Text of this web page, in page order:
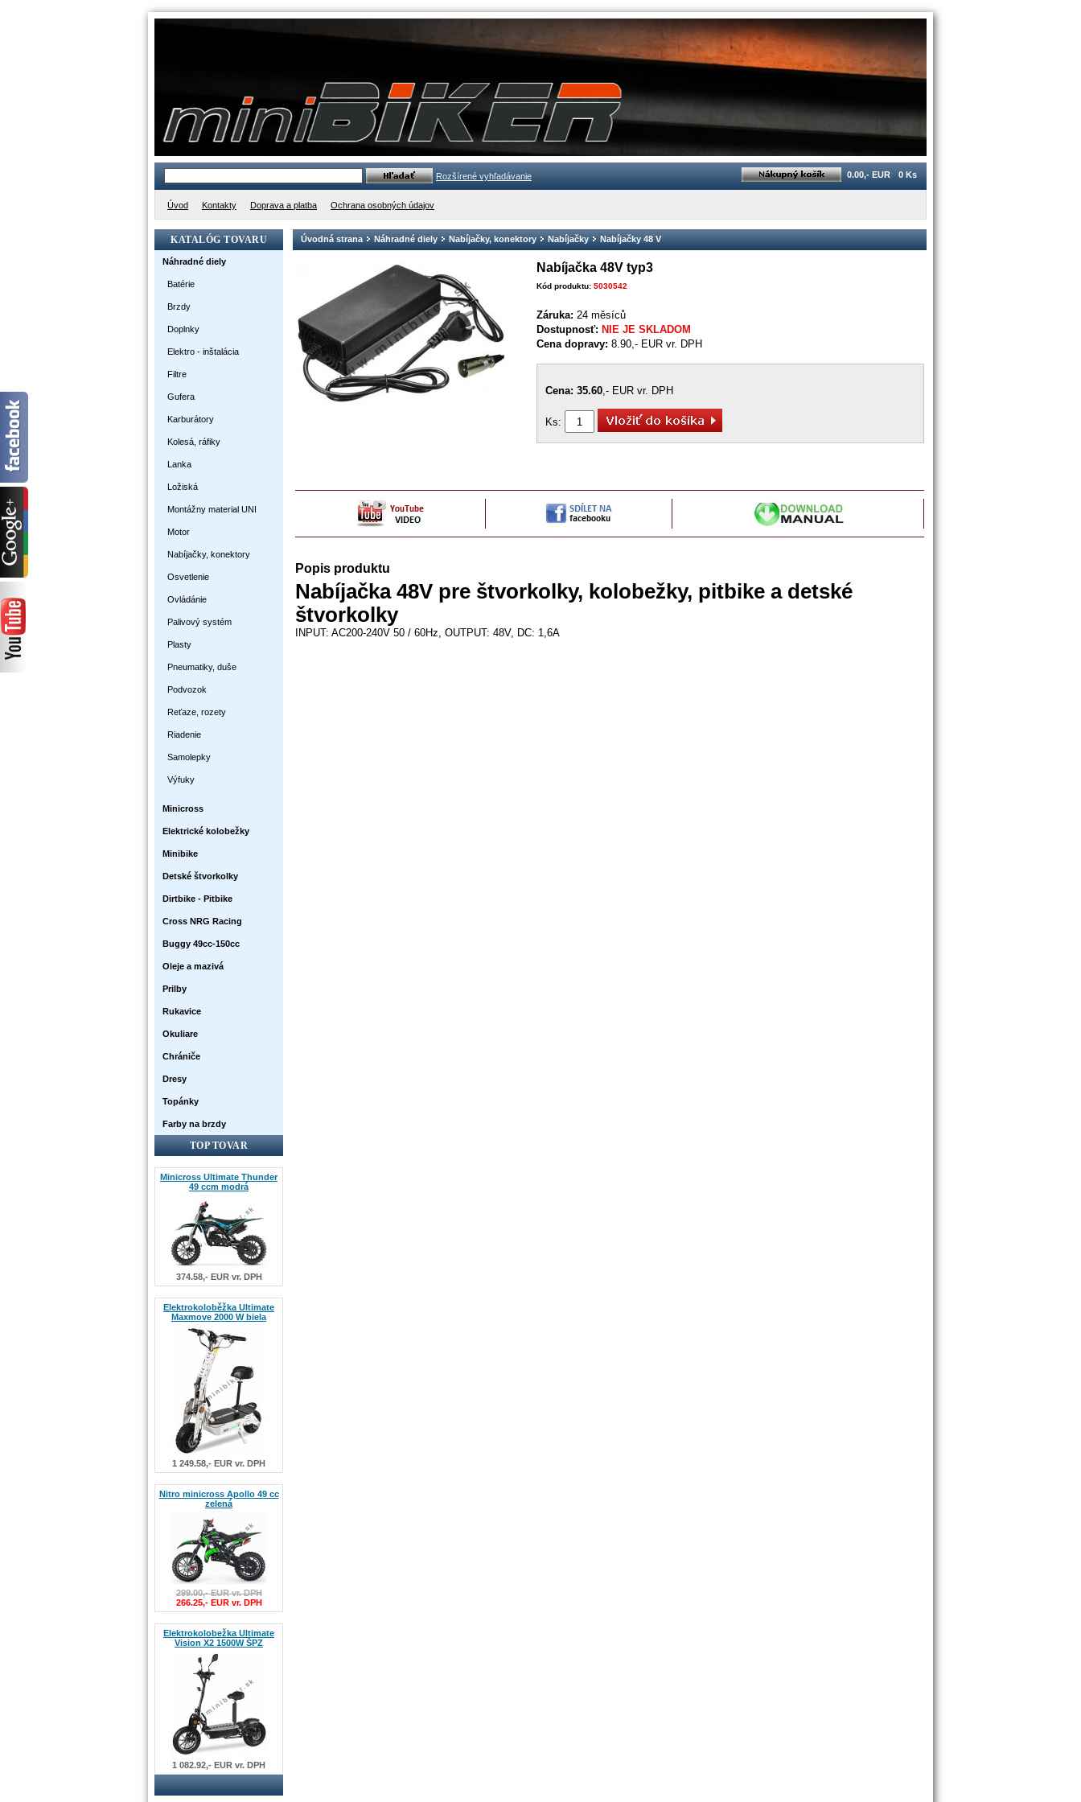
Rozšírené vyhľadávanie 0.00,- EUR 0 Ks
Úvod Kontakty Doprava a platba Ochrana osobných údajov
KATALÓG TOVARU
Náhradné diely
Batérie
Brzdy
Doplnky
Elektro - inštalácia
Filtre
Gufera
Karburátory
Kolesá, ráfiky
Lanka
Ložiská
Montážny material UNI
Motor
Nabíjačky, konektory
Osvetlenie
Ovládánie
Palivový systém
Plasty
Pneumatiky, duše
Podvozok
Reťaze, rozety
Riadenie
Samolepky
Výfuky
Minicross
Elektrické kolobežky
Minibike
Detské štvorkolky
Dirtbike - Pitbike
Cross NRG Racing
Buggy 49cc-150cc
Oleje a mazivá
Prilby
Rukavice
Okuliare
Chrániče
Dresy
Topánky
Farby na brzdy
TOP TOVAR
Minicross Ultimate Thunder
49 ccm modrá
374.58,- EUR vr. DPH
Elektrokoloběžka Ultimate
Maxmove 2000 W biela
1 249.58,- EUR vr. DPH
Nitro minicross Apollo 49 cc
zelená
299.00,- EUR vr. DPH
266.25,- EUR vr. DPH
Elektrokolobežka Ultimate
Vision X2 1500W ŠPZ
1 082.92,- EUR vr. DPH
Úvodná strana Náhradné diely Nabíjačky, konektory Nabíjačky Nabíjačky 48 V
Nabíjačka 48V typ3
Kód produktu: 5030542
Záruka: 24 měsíců
Dostupnosť: NIE JE SKLADOM
Cena dopravy: 8.90,- EUR vr. DPH
Cena: 35.60,- EUR vr. DPH
Ks:
Popis produktu
Nabíjačka 48V pre štvorkolky, kolobežky, pitbike a detské
štvorkolky
INPUT: AC200-240V 50 / 60Hz, OUTPUT: 48V, DC: 1,6A